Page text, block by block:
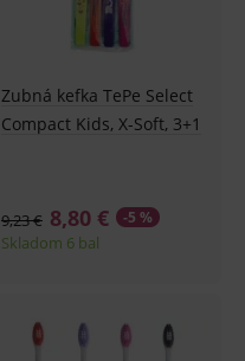
Zubná kefka TePe Select
Compact Kids, X-Soft, 3+1
8,80 €
9,23 € -5 %
Skladom 6 bal